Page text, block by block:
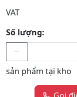
VAT
Số lượng:
sản phẩm tại kho